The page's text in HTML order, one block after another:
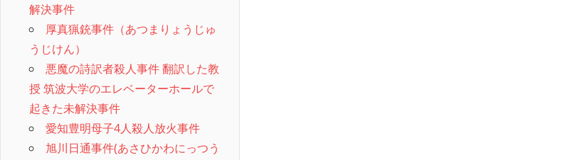
解決事件
厚真猟銃事件（あつまりょうじゅ
うじけん）
悪魔の詩訳者殺人事件 翻訳した教
授 筑波大学のエレベーターホールで
起きた未解決事件
愛知豊明母子4人殺人放火事件
旭川日通事件(あさひかわにっつう